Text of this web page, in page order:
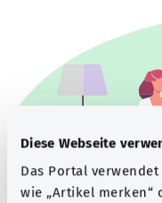
Diese Webseite
Das Portal
wie „Artikel merken“